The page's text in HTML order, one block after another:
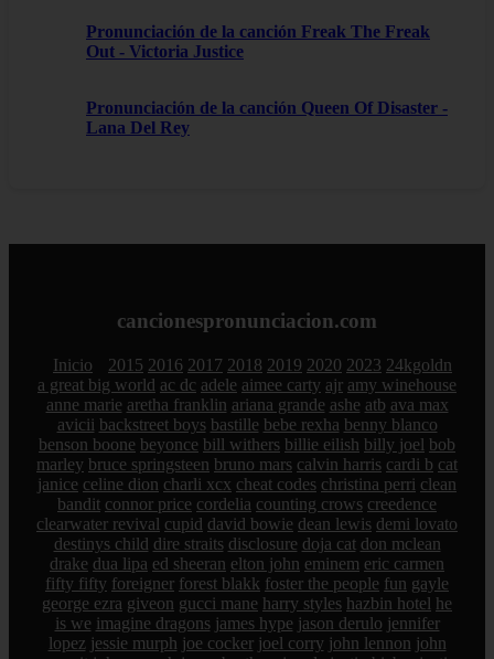
Pronunciación de la canción Freak The Freak
Out - Victoria Justice
Pronunciación de la canción Queen Of Disaster -
Lana Del Rey
cancionespronunciacion.com
Inicio 2015 2016 2017 2018 2019 2020 2023 24kgoldn
a great big world ac dc adele aimee carty ajr amy winehouse
anne marie aretha franklin ariana grande ashe atb ava max
avicii backstreet boys bastille bebe rexha benny blanco
benson boone beyonce bill withers billie eilish billy joel bob
marley bruce springsteen bruno mars calvin harris cardi b cat
janice celine dion charli xcx cheat codes christina perri clean
bandit connor price cordelia counting crows creedence
clearwater revival cupid david bowie dean lewis demi lovato
destinys child dire straits disclosure doja cat don mclean
drake dua lipa ed sheeran elton john eminem eric carmen
fifty fifty foreigner forest blakk foster the people fun gayle
george ezra giveon gucci mane harry styles hazbin hotel he
is we imagine dragons james hype jason derulo jennifer
lopez jessie murph joe cocker joel corry john lennon john